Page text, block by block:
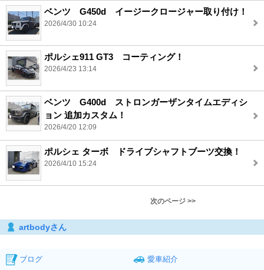
ベンツ G450d イージークロージャー取り付け！
2026/4/30 10:24
ポルシェ911 GT3 コーティング！
2026/4/23 13:14
ベンツ G400d ストロンガーザンタイムエディシ
ョン 追加カスタム！
2026/4/20 12:09
ポルシェ ターボ ドライブシャフトブーツ交換！
2026/4/10 15:24
次のページ >>
artbodyさん
ブログ
愛車紹介